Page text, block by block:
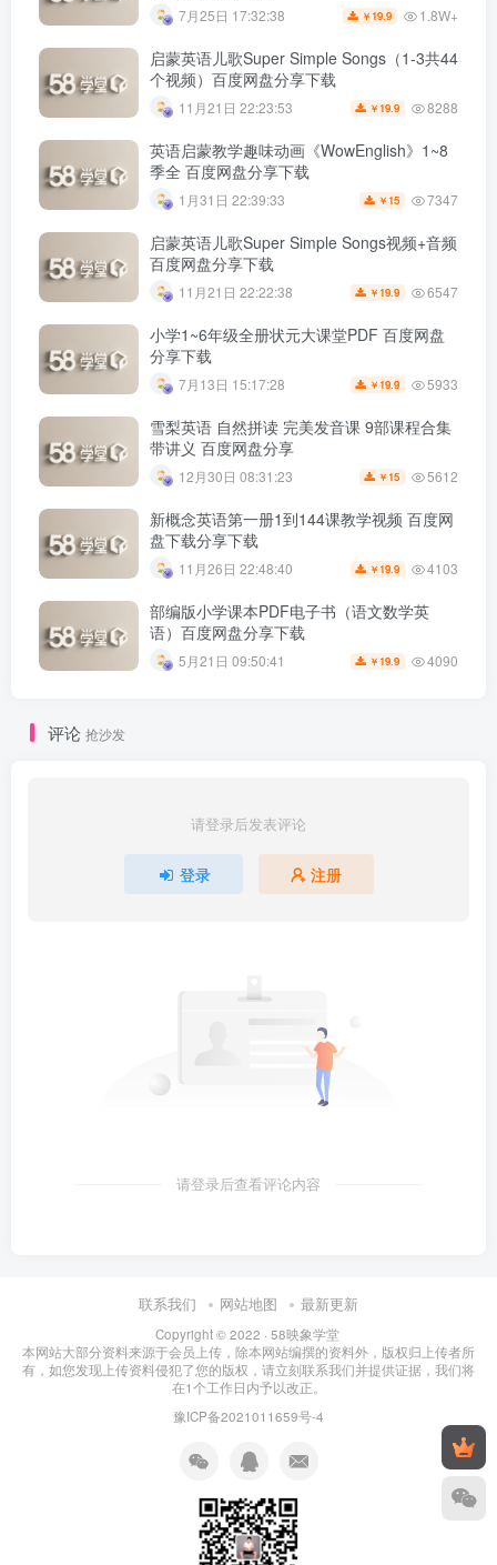
7月25日 17:32:38 ￥ 19.9 1.8W+
启蒙英语儿歌Super Simple Songs（1-3共44
个视频）百度网盘分享下载
11月21日 22:23:53 ￥ 19.9 8288
英语启蒙教学趣味动画《WowEnglish》1~8
季全 百度网盘分享下载
1月31日 22:39:33 ￥ 15 7347
启蒙英语儿歌Super Simple Songs视频+音频
百度网盘分享下载
11月21日 22:22:38 ￥ 19.9 6547
小学1~6年级全册状元大课堂PDF 百度网盘
分享下载
7月13日 15:17:28 ￥ 19.9 5933
雪梨英语 自然拼读 完美发音课 9部课程合集
带讲义 百度网盘分享
12月30日 08:31:23 ￥ 15 5612
新概念英语第一册1到144课教学视频 百度网
盘下载分享下载
11月26日 22:48:40 ￥ 19.9 4103
部编版小学课本PDF电子书（语文数学英
语）百度网盘分享下载
5月21日 09:50:41 ￥ 19.9 4090
评论 抢沙发
请登录后发表评论
登录 注册
请登录后查看评论内容
联系我们 网站地图 最新更新
Copyright © 2022 · 58映象学堂
本网站大部分资料来源于会员上传，除本网站编撰的资料外，版权归上传者所
有，如您发现上传资料侵犯了您的版权，请立刻联系我们并提供证据，我们将
在1个工作日内予以改正。
豫ICP备2021011659号-4